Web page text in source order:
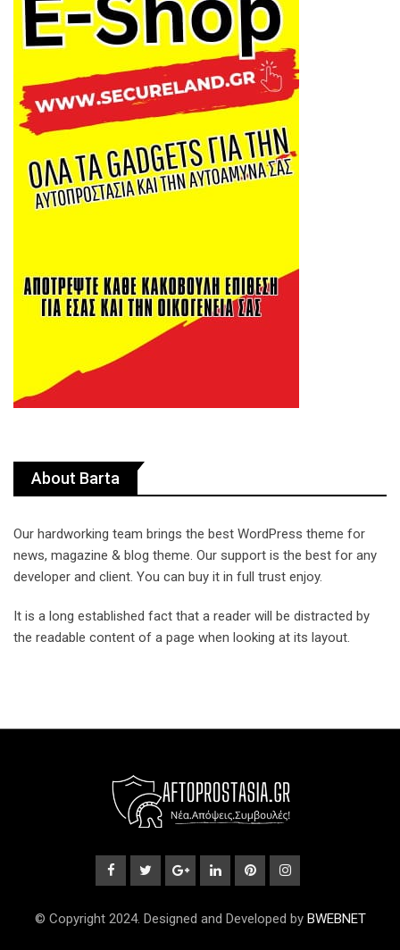
About Barta
Our hardworking team brings the best WordPress theme for
news, magazine & blog theme. Our support is the best for any
developer and client. You can buy it in full trust enjoy.
It is a long established fact that a reader will be distracted by
the readable content of a page when looking at its layout.
© Copyright 2024. Designed and Developed by BWEBNET